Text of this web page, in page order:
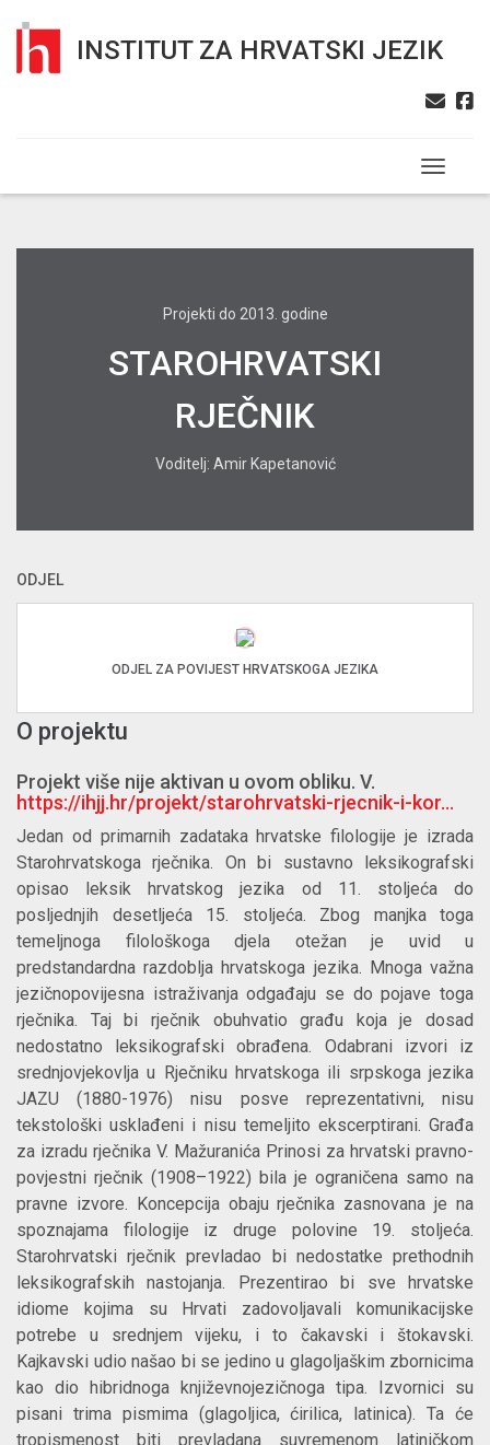
INSTITUT ZA HRVATSKI JEZIK
Toggle
Projekti do 2013. godine
STAROHRVATSKI
RJEČNIK
Voditelj: Amir Kapetanović
ODJEL
ODJEL ZA POVIJEST HRVATSKOGA JEZIKA
O projektu
Projekt više nije aktivan u ovom obliku. V.
https://ihjj.hr/projekt/starohrvatski-rjecnik-i-kor...
Jedan od primarnih zadataka hrvatske filologije je izrada
Starohrvatskoga rječnika. On bi sustavno leksikografski
opisao leksik hrvatskog jezika od 11. stoljeća do
posljednjih desetljeća 15. stoljeća. Zbog manjka toga
temeljnoga filološkoga djela otežan je uvid u
predstandardna razdoblja hrvatskoga jezika. Mnoga važna
jezičnopovijesna istraživanja odgađaju se do pojave toga
rječnika. Taj bi rječnik obuhvatio građu koja je dosad
nedostatno leksikografski obrađena. Odabrani izvori iz
srednjovjekovlja u Rječniku hrvatskoga ili srpskoga jezika
JAZU (1880-1976) nisu posve reprezentativni, nisu
tekstološki usklađeni i nisu temeljito ekscerptirani. Građa
za izradu rječnika V. Mažuranića Prinosi za hrvatski pravno-
povjestni rječnik (1908–1922) bila je ograničena samo na
pravne izvore. Koncepcija obaju rječnika zasnovana je na
spoznajama filologije iz druge polovine 19. stoljeća.
Starohrvatski rječnik prevladao bi nedostatke prethodnih
leksikografskih nastojanja. Prezentirao bi sve hrvatske
idiome kojima su Hrvati zadovoljavali komunikacijske
potrebe u srednjem vijeku, i to čakavski i štokavski.
Kajkavski udio našao bi se jedino u glagoljaškim zbornicima
kao dio hibridnoga književnojezičnoga tipa. Izvornici su
pisani trima pismima (glagoljica, ćirilica, latinica). Ta će
tropismenost biti prevladana suvremenom latiničkom